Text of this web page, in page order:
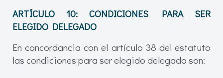
ARTÍCULO 10: CONDICIONES PARA SER
ELEGIDO DELEGADO
En concordancia con el artículo 38 del estatuto
las condiciones para ser elegido delegado son: